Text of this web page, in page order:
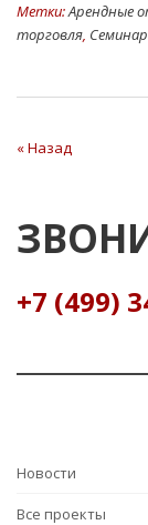
Метки:Арендные
торговля,
« Назад
+7 (499)
Hовости
Все проекты